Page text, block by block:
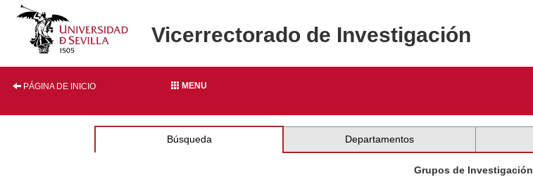
Vicerrectorado de Investigación
PÁGINA DE INICIO MENU
Búsqueda Departamentos
Grupos de Investigación